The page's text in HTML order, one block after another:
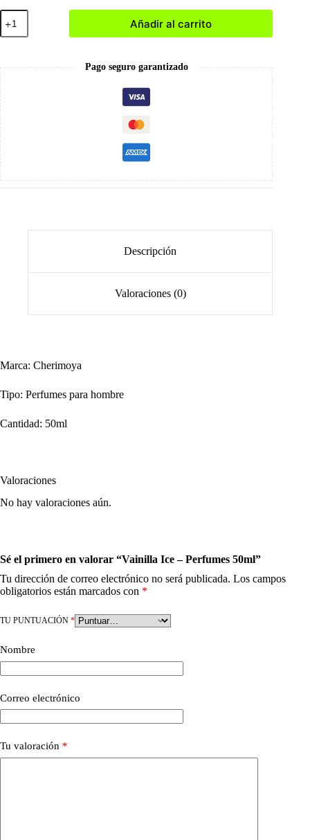
Vainilla
Ice
-
cantidad
Añadir al carrito
Pago seguro garantizado
Descripción
Valoraciones (0)
Marca: Cherimoya
Tipo: Perfumes para hombre
Cantidad: 50ml
Valoraciones
No hay valoraciones aún.
Sé el primero en valorar “Vainilla Ice – Perfumes 50ml”
Tu dirección de correo electrónico no será publicada. Los campos
obligatorios están marcados con *
TU PUNTUACIÓN *
Nombre
Correo electrónico
Tu valoración *